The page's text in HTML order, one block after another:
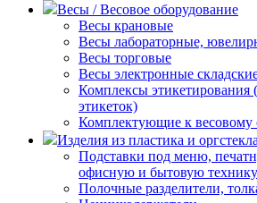
Весы / Весовое оборудование
Весы крановые
Весы лабораторные,
Весы торговые
Весы электронные
Комплексы этикетирования
этикеток)
Комплектующие к весовому
Изделия из пластика и оргстекла
Подставки под меню,
офисную и бытовую технику
Полочные разделители,